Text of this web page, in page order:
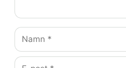
Namn
E-